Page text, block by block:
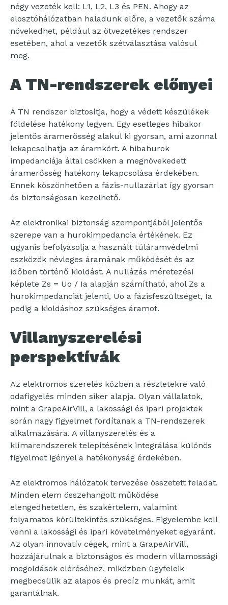
négy vezeték kell: L1, L2, L3 és PEN. Ahogy az
elosztóhálózatban haladunk előre, a vezetők száma
növekedhet, például az ötvezetékes rendszer
esetében, ahol a vezetők szétválasztása valósul
meg.
A TN-rendszerek előnyei
A TN rendszer biztosítja, hogy a védett készülékek
földelése hatékony legyen. Egy esetleges hibakor
jelentős áramerősség alakul ki gyorsan, ami azonnal
lekapcsolhatja az áramkört. A hibahurok
impedanciája által csökken a megnövekedett
áramerősség hatékony lekapcsolása érdekében.
Ennek köszönhetően a fázis-nullazárlat így gyorsan
és biztonságosan kezelhető.
Az elektronikai biztonság szempontjából jelentős
szerepe van a hurokimpedancia értékének. Ez
ugyanis befolyásolja a használt túláramvédelmi
eszközök névleges áramának működését és az
időben történő kioldást. A nullázás méretezési
képlete Zs = Uo / Ia alapján számítható, ahol Zs a
hurokimpedanciát jelenti, Uo a fázisfeszültséget, Ia
pedig a kioldáshoz szükséges áramot.
Villanyszerelési
perspektívák
Az elektromos szerelés közben a részletekre való
odafigyelés minden siker alapja. Olyan vállalatok,
mint a GrapeAirVill, a lakossági és ipari projektek
során nagy figyelmet fordítanak a TN-rendszerek
alkalmazására. A villanyszerelés és a
klímarendszerek telepítésének integrálása különös
figyelmet igényel a hatékonyság érdekében.
Az elektromos hálózatok tervezése összetett feladat.
Minden elem összehangolt működése
elengedhetetlen, és szakértelem, valamint
folyamatos körültekintés szükséges. Figyelembe kell
venni a lakossági és ipari követelményeket egyaránt.
Az olyan innovatív cégek, mint a GrapeAirVill,
hozzájárulnak a biztonságos és modern villamossági
megoldások eléréséhez, miközben ügyfeleik
megbecsülik az alapos és precíz munkát, amit
garantálnak.